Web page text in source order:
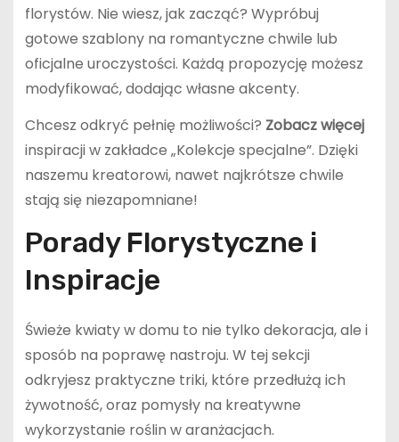
florystów. Nie wiesz, jak zacząć? Wypróbuj
gotowe szablony na romantyczne chwile lub
oficjalne uroczystości. Każdą propozycję możesz
modyfikować, dodając własne akcenty.
Chcesz odkryć pełnię możliwości? Zobacz więcej
inspiracji w zakładce „Kolekcje specjalne”. Dzięki
naszemu kreatorowi, nawet najkrótsze chwile
stają się niezapomniane!
Porady Florystyczne i
Inspiracje
Świeże kwiaty w domu to nie tylko dekoracja, ale i
sposób na poprawę nastroju. W tej sekcji
odkryjesz praktyczne triki, które przedłużą ich
żywotność, oraz pomysły na kreatywne
wykorzystanie roślin w aranżacjach.